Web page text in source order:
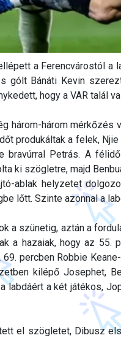
a Ferencvárostól
gólt Bánáti Kevin
hogy a VAR talál
három-három
produkáltak a felek,
bravúrral Petrás. A
ki szögletre, majd
ablak helyzetet
lőtt. Szinte azonnal a
a szünetig, aztán a
a hazaiak, hogy az
percben Robbie
kilépő Josephet,
labdáért a két játékos,
el szögletet, Dibusz